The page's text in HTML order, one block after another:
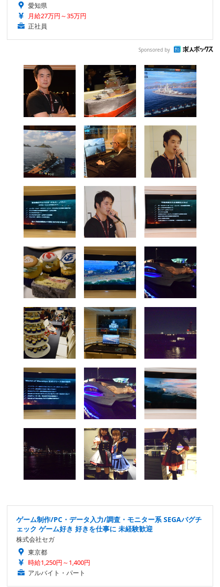
愛知県
月給27万円～35万円
正社員
Sponsored by
ゲーム制作/PC・データ入力/調査・モニター系 SEGAバグチ
ェック ゲーム好き 好きを仕事に 未経験歓迎
株式会社セガ
東京都
時給1,250円～1,400円
アルバイト・パート